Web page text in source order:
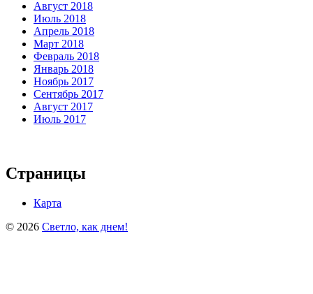
Август 2018
Июль 2018
Апрель 2018
Март 2018
Февраль 2018
Январь 2018
Ноябрь 2017
Сентябрь 2017
Август 2017
Июль 2017
Страницы
Карта
© 2026 Светло, как днем!